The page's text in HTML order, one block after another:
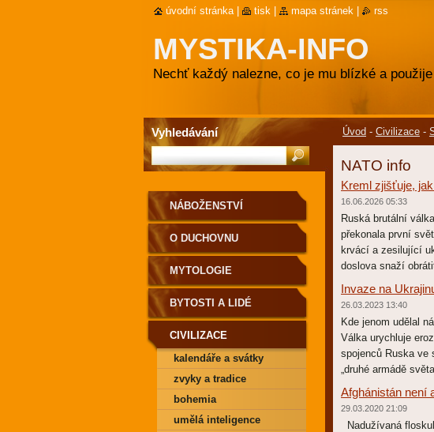
MYSTIKA-INFO
Nechť každý nalezne, co je mu blízké a
Úvod - Civilizace -
NATO info
Kreml zjišťuje,
16.06.2026 05:33
Ruská brutální
překonala první
krvácí a zesilující
doslova snaží
Invaze na
26.03.2023 13:40
Kde jenom udělal
Válka urychluje
spojenců Ruska ve
„druhé armádě
Afghánistán není
29.03.2020 21:09
Nadužívaná
NÁBOŽENSTVÍ
O DUCHOVNU
MYTOLOGIE
BYTOSTI A LIDÉ
CIVILIZACE
kalendáře a svátky
zvyky a tradice
bohemia
umělá inteligence
Vyhledávání
úvodní stránka tisk mapa stránek rss